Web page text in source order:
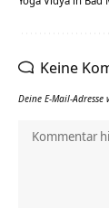
Keine
Deine E-Mail-